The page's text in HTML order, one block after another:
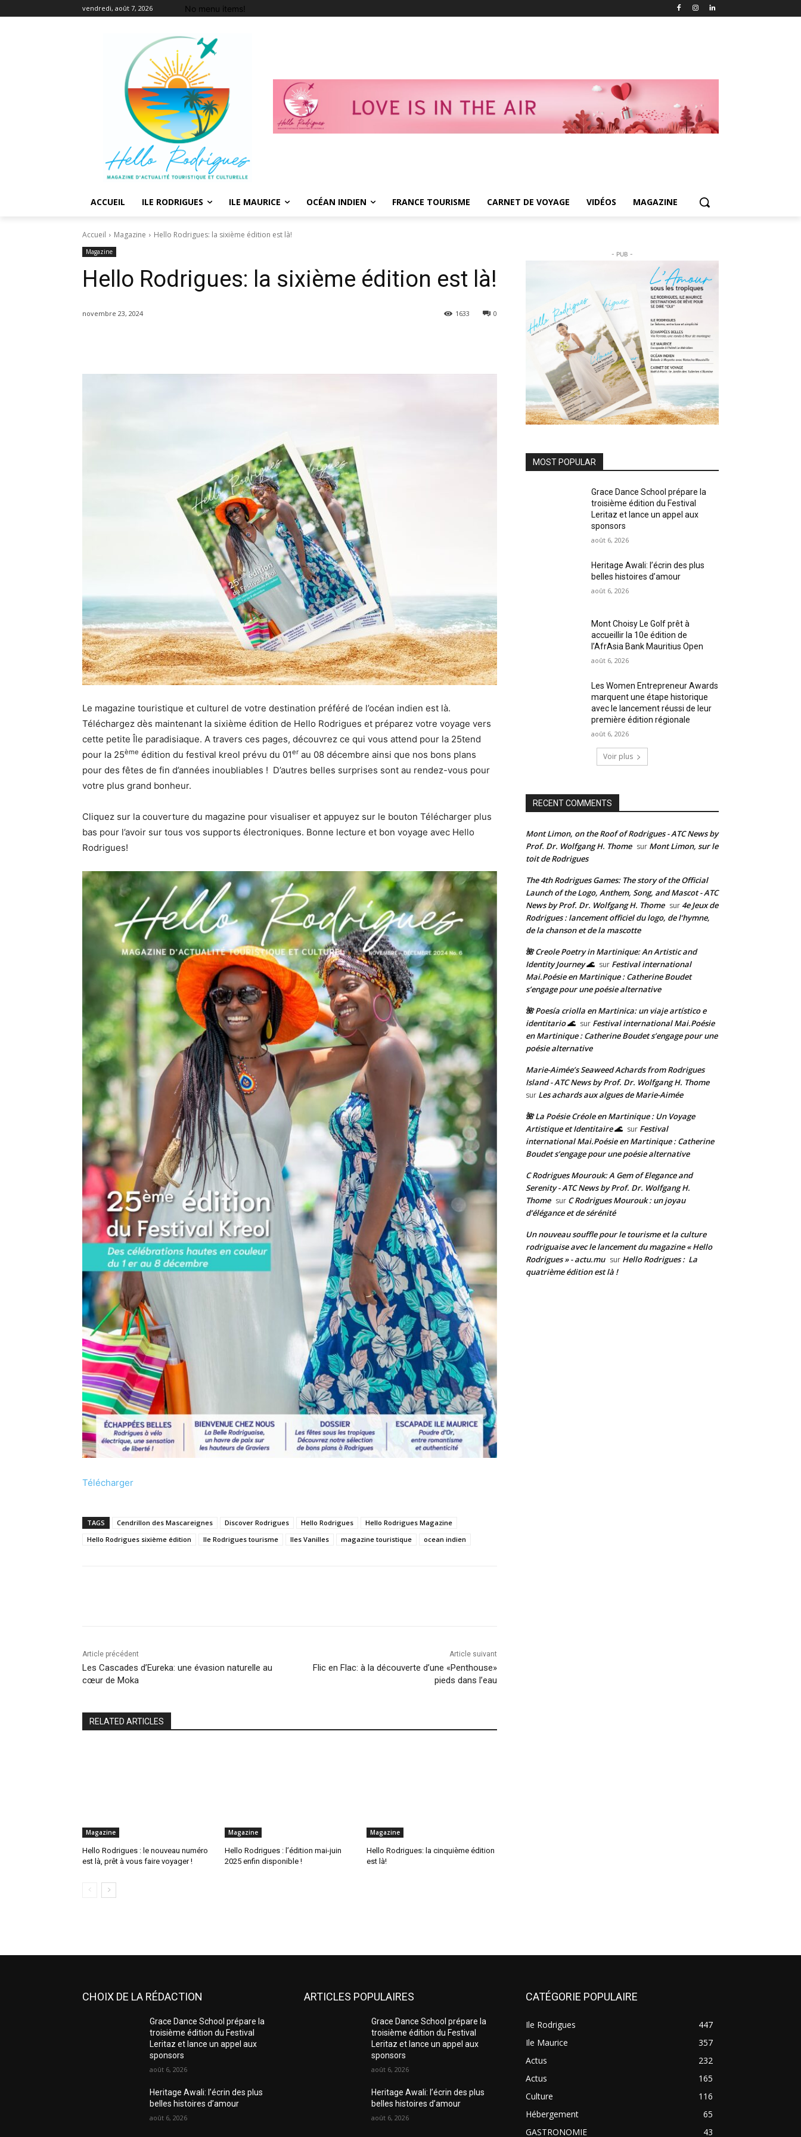
vendredi, août 7, 2026 No menu items!
ACCUEIL ILE RODRIGUES ILE MAURICE OCÉAN INDIEN FRANCE TOURISME CARNET DE VOYAGE VIDÉOS MAGAZINE
Accueil Magazine Hello Rodrigues: la sixième édition est là!
Magazine
Hello Rodrigues: la sixième édition est là!
novembre 23, 2024 0
1633
Le magazine touristique et culturel de votre destination préféré de l’océan indien est là.
Téléchargez dès maintenant la sixième édition de Hello Rodrigues et préparez votre voyage vers
cette petite Île paradisiaque. A travers ces pages, découvrez ce qui vous attend pour la 25tend
pour la 25ème édition du festival kreol prévu du 01er au 08 décembre ainsi que nos bons plans
pour des fêtes de fin d’années inoubliables ! D’autres belles surprises sont au rendez-vous pour
votre plus grand bonheur.
Cliquez sur la couverture du magazine pour visualiser et appuyez sur le bouton Télécharger plus
bas pour l’avoir sur tous vos supports électroniques. Bonne lecture et bon voyage avec Hello
Rodrigues!
Télécharger
TAGS Cendrillon des Mascareignes Discover Rodrigues Hello Rodrigues
Hello Rodrigues Magazine
Hello Rodrigues sixième édition
Ile Rodrigues tourisme Iles Vanilles magazine touristique ocean indien
Article précédent
Les Cascades d’Eureka: une évasion naturelle au
cœur de Moka
Article suivant
Flic en Flac: à la découverte d’une «Penthouse»
pieds dans l’eau
RELATED ARTICLES
Magazine
Hello Rodrigues : le nouveau numéro
est là, prêt à vous faire voyager !
Magazine
Hello Rodrigues : l’édition mai-juin
2025 enfin disponible !
Magazine
Hello Rodrigues: la cinquième édition
est là!
- PUB -
MOST POPULAR
Grace Dance School prépare la
troisième édition du Festival
Leritaz et lance un appel aux
sponsors
août 6, 2026
Heritage Awali: l’écrin des plus
belles histoires d’amour
août 6, 2026
Mont Choisy Le Golf prêt à
accueillir la 10e édition de
l’AfrAsia Bank Mauritius Open
août 6, 2026
Les Women Entrepreneur Awards
marquent une étape historique
avec le lancement réussi de leur
première édition régionale
août 6, 2026
Voir plus
RECENT COMMENTS
Mont Limon, on the Roof of Rodrigues - ATC News by
Prof. Dr. Wolfgang H. Thome sur Mont Limon, sur le
toit de Rodrigues
The 4th Rodrigues Games: The story of the Official
Launch of the Logo, Anthem, Song, and Mascot - ATC
News by Prof. Dr. Wolfgang H. Thome sur4e Jeux de
Rodrigues : lancement officiel du logo, de l’hymne,
de la chanson et de la mascotte
🌺 Creole Poetry in Martinique: An Artistic and
Identity Journey 🌊 sur Festival international
Mai.Poésie en Martinique : Catherine Boudet
s’engage pour une poésie alternative
🌺 Poesía criolla en Martinica: un viaje artístico e
identitario 🌊 sur Festival international Mai.Poésie
en Martinique : Catherine Boudet s’engage pour une
poésie alternative
Marie-Aimée’s Seaweed Achards from Rodrigues
Island - ATC News by Prof. Dr. Wolfgang H. Thome
sur Les achards aux algues de Marie-Aimée
🌺 La Poésie Créole en Martinique : Un Voyage
Artistique et Identitaire 🌊 sur Festival
international Mai.Poésie en Martinique : Catherine
Boudet s’engage pour une poésie alternative
C Rodrigues Mourouk: A Gem of Elegance and
Serenity - ATC News by Prof. Dr. Wolfgang H.
Thome sur C Rodrigues Mourouk : un joyau
d’élégance et de sérénité
Un nouveau souffle pour le tourisme et la culture
rodriguaise avec le lancement du magazine « Hello
Rodrigues » - actu.mu sur Hello Rodrigues : La
quatrième édition est là !
CHOIX DE LA RÉDACTION
Grace Dance School prépare la
troisième édition du Festival
Leritaz et lance un appel aux
sponsors
août 6, 2026
Heritage Awali: l’écrin des plus
belles histoires d’amour
août 6, 2026
ARTICLES POPULAIRES
Grace Dance School prépare la
troisième édition du Festival
Leritaz et lance un appel aux
sponsors
août 6, 2026
Heritage Awali: l’écrin des plus
belles histoires d’amour
août 6, 2026
CATÉGORIE POPULAIRE
Ile Rodrigues
447
Ile Maurice
357
Actus
232
Actus
165
Culture
116
Hébergement
65
GASTRONOMIE
43